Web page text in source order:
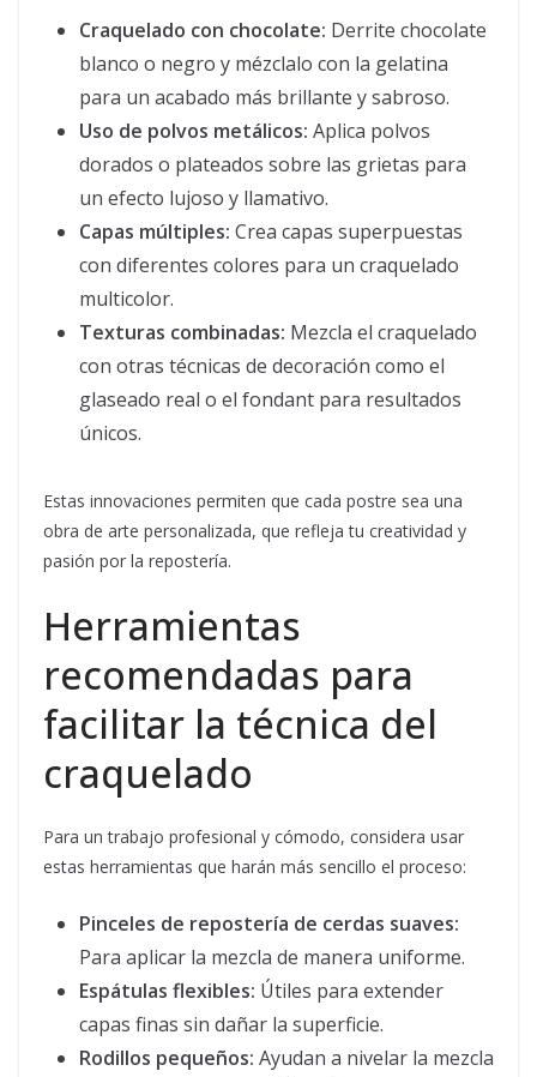
Craquelado con chocolate: Derrite chocolate
blanco o negro y mézclalo con la gelatina
para un acabado más brillante y sabroso.
Uso de polvos metálicos: Aplica polvos
dorados o plateados sobre las grietas para
un efecto lujoso y llamativo.
Capas múltiples: Crea capas superpuestas
con diferentes colores para un craquelado
multicolor.
Texturas combinadas: Mezcla el craquelado
con otras técnicas de decoración como el
glaseado real o el fondant para resultados
únicos.
Estas innovaciones permiten que cada postre sea una
obra de arte personalizada, que refleja tu creatividad y
pasión por la repostería.
Herramientas
recomendadas para
facilitar la técnica del
craquelado
Para un trabajo profesional y cómodo, considera usar
estas herramientas que harán más sencillo el proceso:
Pinceles de repostería de cerdas suaves:
Para aplicar la mezcla de manera uniforme.
Espátulas flexibles: Útiles para extender
capas finas sin dañar la superficie.
Rodillos pequeños: Ayudan a nivelar la mezcla